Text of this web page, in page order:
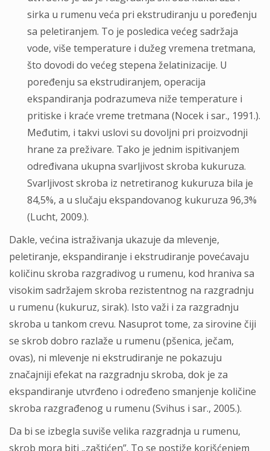
sirka u rumenu veća pri ekstrudiranju u poređenju
sa peletiranjem. To je posledica većeg sadržaja
vode, više temperature i dužeg vremena tretmana,
što dovodi do većeg stepena želatinizacije. U
poređenju sa ekstrudiranjem, operacija
ekspandiranja podrazumeva niže temperature i
pritiske i kraće vreme tretmana (Nocek i sar., 1991.).
Međutim, i takvi uslovi su dovoljni pri proizvodnji
hrane za preživare. Tako je jednim ispitivanjem
određivana ukupna svarljivost skroba kukuruza.
Svarljivost skroba iz netretiranog kukuruza bila je
84,5%, a u slučaju ekspandovanog kukuruza 96,3%
(Lucht, 2009.).
Dakle, većina istraživanja ukazuje da mlevenje,
peletiranje, ekspandiranje i ekstrudiranje povećavaju
količinu skroba razgradivog u rumenu, kod hraniva sa
visokim sadržajem skroba rezistentnog na razgradnju
u rumenu (kukuruz, sirak). Isto važi i za razgradnju
skroba u tankom crevu. Nasuprot tome, za sirovine čiji
se skrob dobro razlaže u rumenu (pšenica, ječam,
ovas), ni mlevenje ni ekstrudiranje ne pokazuju
značajniji efekat na razgradnju skroba, dok je za
ekspandiranje utvrđeno i određeno smanjenje količine
skroba razgrađenog u rumenu (Svihus i sar., 2005.).
Da bi se izbegla suviše velika razgradnja u rumenu,
skrob mora biti „zaštićen”. To se postiže korišćenjem